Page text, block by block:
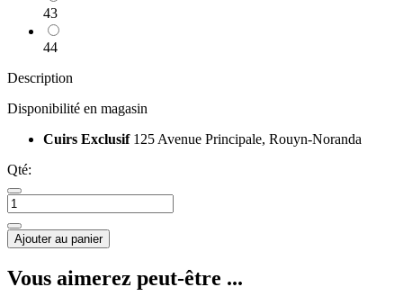
43
44
Description
Disponibilité en magasin
Cuirs Exclusif 125 Avenue Principale, Rouyn-Noranda
Qté:
Ajouter au panier
Vous aimerez peut-être ...